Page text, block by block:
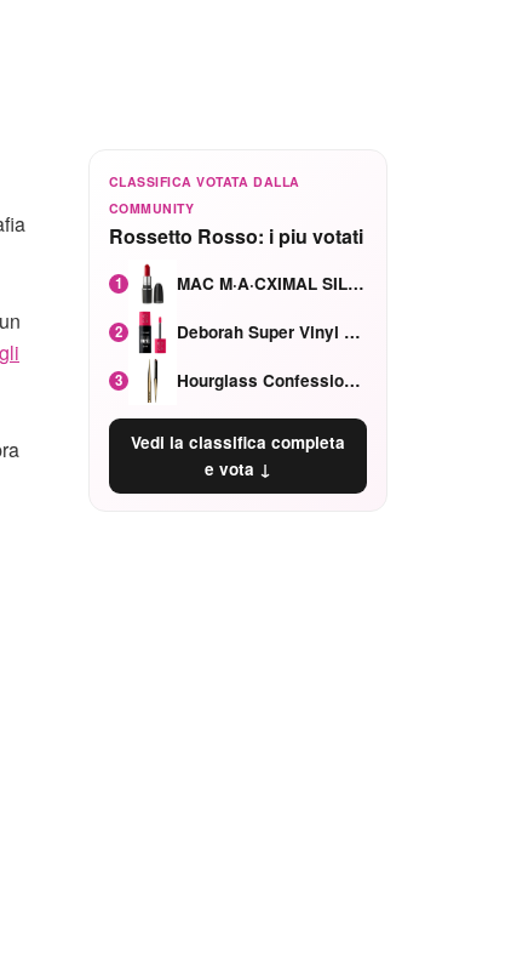
CLASSIFICA VOTATA DALLA
COMMUNITY
Rossetto Rosso: i piu votati
1 MAC M·A·CXIMAL SILKY MATTE Red Rock mat
2 Deborah Super Vinyl Shake Rosa Ciliegia
3 Hourglass Confession Ricaricabile Ultra Preciso Ad Alta Intensità Secretly Classic Red
Vedi la classifica completa
e vota ↓